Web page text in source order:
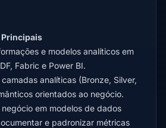
e modelos analíticos em
Fabric e Power BI.
analíticas (Bronze, Silver,
orientados ao negócio.
em modelos de dados
e padronizar métricas